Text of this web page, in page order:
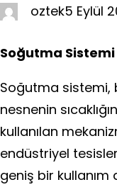
oztek5 Eylül
Soğutma
Soğutma sistemi,
nesnenin
kullanılan
endüstriyel
geniş bir kullanım